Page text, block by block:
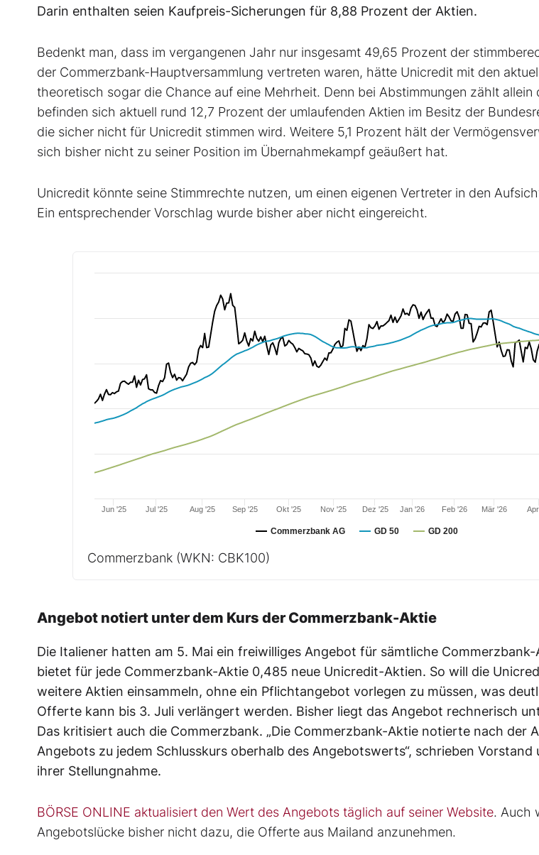
Darin enthalten seien Kaufpreis-Sicherungen für 8,88 Prozent der Aktien.
Bedenkt man, dass im vergangenen Jahr nur insgesamt 49,65 Prozent der
der Commerzbank-Hauptversammlung vertreten waren, hätte Unicredit mit den
theoretisch sogar die Chance auf eine Mehrheit. Denn bei Abstimmungen zählt allein
befinden sich aktuell rund 12,7 Prozent der umlaufenden Aktien im Besitz der
die sicher nicht für Unicredit stimmen wird. Weitere 5,1 Prozent hält der
sich bisher nicht zu seiner Position im Übernahmekampf geäußert hat.
Unicredit könnte seine Stimmrechte nutzen, um einen eigenen Vertreter in den
Ein entsprechender Vorschlag wurde bisher aber nicht eingereicht.
Commerzbank AG GD 50 GD 200
Jun '25 Jul '25 Aug '25 Sep '25 Okt '25 Nov '25 Dez '25 Jan '26 Feb '26 Mär '26
Commerzbank (WKN: CBK100)
Angebot notiert unter dem Kurs der Commerzbank-Aktie
Die Italiener hatten am 5. Mai ein freiwilliges Angebot für sämtliche
bietet für jede Commerzbank-Aktie 0,485 neue Unicredit-Aktien. So will die
weitere Aktien einsammeln, ohne ein Pflichtangebot vorlegen zu müssen, was
Offerte kann bis 3. Juli verlängert werden. Bisher liegt das Angebot rechnerisch
Das kritisiert auch die Commerzbank. „Die Commerzbank-Aktie notierte nach der
Angebots zu jedem Schlusskurs oberhalb des Angebotswerts“, schrieben
ihrer Stellungnahme.
BÖRSE ONLINE aktualisiert den Wert des Angebots täglich auf seiner Website. Auch
Angebotslücke bisher nicht dazu, die Offerte aus Mailand anzunehmen.